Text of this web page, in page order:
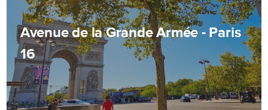
Avenue de la Grande Armée - Paris
16